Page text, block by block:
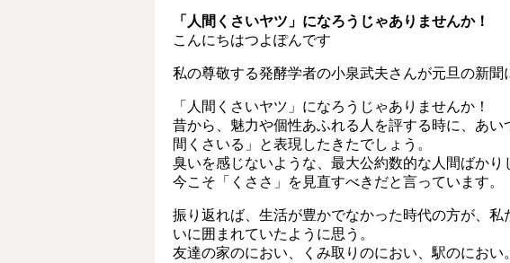
「人間くさいヤツ」になろうじゃありませんか！
こんにちはつよぽんです
私の尊敬する発酵学者の小泉武夫さんが元旦の新聞
「人間くさいヤツ」になろうじゃありませんか！
昔から、魅力や個性あふれる人を評する時に、あい
間くさいる」と表現したきたでしょう。
臭いを感じないような、最大公約数的な人間ばかり
今こそ「くささ」を見直すべきだと言っています。
振り返れば、生活が豊かでなかった時代の方が、
いに囲まれていたように思う。
友達の家のにおい、くみ取りのにおい、駅のにおい。